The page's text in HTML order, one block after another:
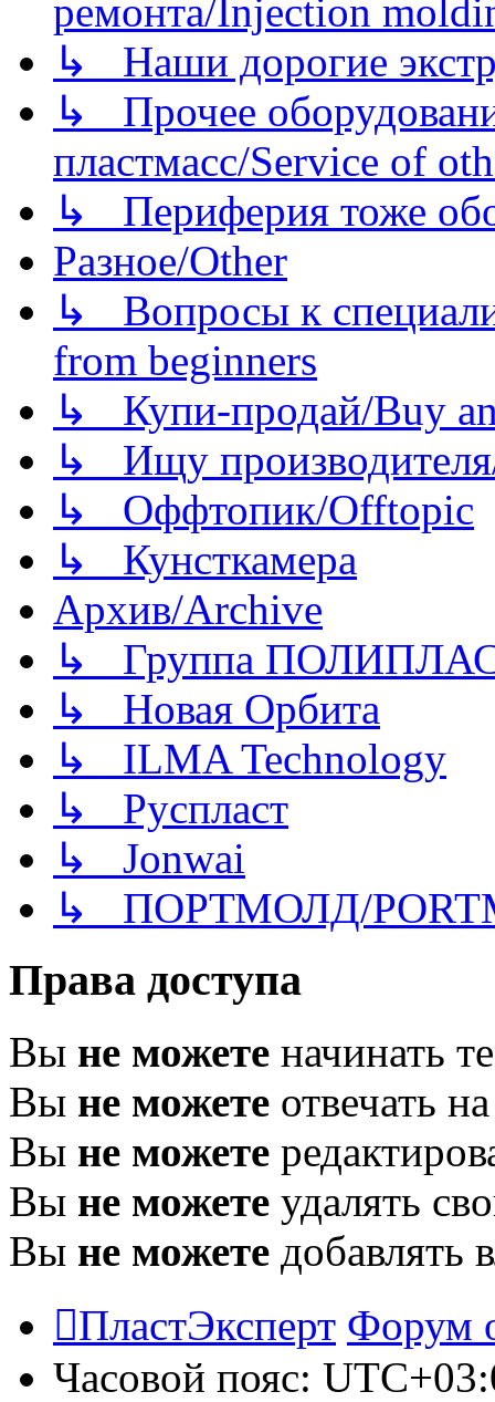
ремонта/Injection
↳ Наши дорогие
↳ Прочее
пластмасс/Service of
↳ Периферия тоже
Разное/Other
↳ Вопросы к
from beginners
↳ Купи-продай/Buy
↳ Ищу
↳ Оффтопик/Offtopic
↳ Кунсткамера
Архив/Archive
↳ Группа
↳ Новая Орбита
↳ ILMA Technology
↳ Руспласт
↳ Jonwai
↳ ПОРТМОЛД/
Права доступа
Вы не можете начинать
Вы не можете отвечать
Вы не можете
Вы не можете удалять
Вы не можете добавлять
ПластЭксперт Форум
Часовой пояс: